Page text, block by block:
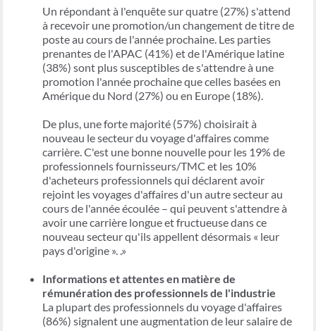
Un répondant à l'enquête sur quatre (27%) s'attend
à recevoir une promotion/un changement de titre de
poste au cours de l'année prochaine. Les parties
prenantes de l'APAC (41%) et de l'Amérique latine
(38%) sont plus susceptibles de s'attendre à une
promotion l'année prochaine que celles basées en
Amérique du Nord (27%) ou en Europe (18%).
De plus, une forte majorité (57%) choisirait à
nouveau le secteur du voyage d'affaires comme
carrière. C'est une bonne nouvelle pour les 19% de
professionnels fournisseurs/TMC et les 10%
d'acheteurs professionnels qui déclarent avoir
rejoint les voyages d'affaires d'un autre secteur au
cours de l'année écoulée – qui peuvent s'attendre à
avoir une carrière longue et fructueuse dans ce
nouveau secteur qu'ils appellent désormais « leur
pays d'origine ». .»
Informations et attentes en matière de
rémunération des professionnels de l'industrie
La plupart des professionnels du voyage d'affaires
(86%) signalent une augmentation de leur salaire de